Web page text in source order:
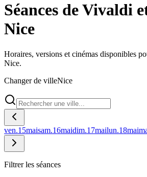
Séances de Vivaldi
Nice
Horaires, versions et cinémas disponibles
Nice.
Changer de villeNice
ven.15maisam.16maidim.17mailun.18mai
Filtrer les séances